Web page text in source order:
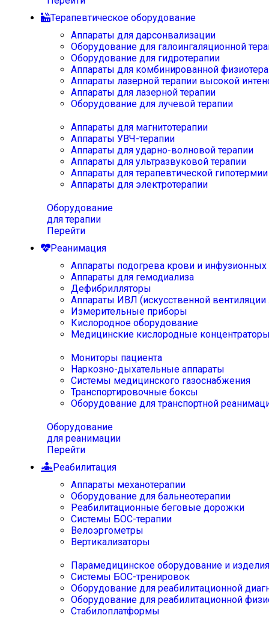
Терапевтическое оборудование
Аппараты для дарсонвализации
Оборудование для галоингаляционной
Оборудование для гидротерапии
Аппараты для комбинированной
Аппараты лазерной терапии высокой
Аппараты для лазерной терапии
Оборудование для лучевой терапии
Аппараты для магнитотерапии
Аппараты УВЧ-терапии
Аппараты для ударно-волновой терапии
Аппараты для ультразвуковой терапии
Аппараты для терапевтической
Аппараты для электротерапии
Оборудование
для терапии
Перейти
Реанимация
Аппараты подогрева крови и инфузионных
Аппараты для гемодиализа
Дефибрилляторы
Аппараты ИВЛ (искусственной вентиляции
Измерительные приборы
Кислородное оборудование
Медицинские кислородные
Мониторы пациента
Наркозно-дыхательные аппараты
Системы медицинского газоснабжения
Транспортировочные боксы
Оборудование для транспортной
Оборудование
для реанимации
Перейти
Реабилитация
Аппараты механотерапии
Оборудование для бальнеотерапии
Реабилитационные беговые дорожки
Системы БОС-терапии
Велоэргометры
Вертикализаторы
Парамедицинское оборудование и изделия
Системы БОС-тренировок
Оборудование для реабилитационной
Оборудование для реабилитационной
Стабилоплатформы